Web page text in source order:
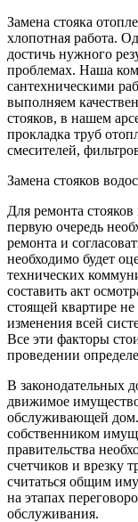
Замена стояка
хлопотная работа.
достичь нужного
проблемах. Наша
сантехническими
выполняем
стояков, в нашем
прокладка труб
смесителей,
Замена стояков
Для ремонта
первую очередь
ремонта и
необходимо будет
технических
составить акт
стоящей квартире
изменения всей
Все эти факторы
проведении
В законодательных
движимое
обслуживающей
собственником
правительства
счетчиков и врезку
считаться общим
на этапах
обслуживания.